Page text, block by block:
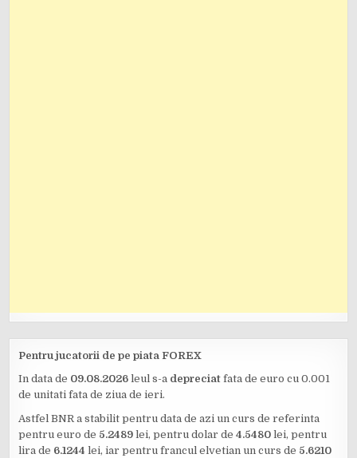
Pentru jucatorii de pe piata FOREX
In data de 09.08.2026 leul s-a depreciat fata de euro cu 0.001
de unitati fata de ziua de ieri.
Astfel BNR a stabilit pentru data de azi un curs de referinta
pentru euro de 5.2489 lei, pentru dolar de4.5480 lei, pentru
lira de 6.1244 lei, iar pentru francul elvetian un curs de 5.6210